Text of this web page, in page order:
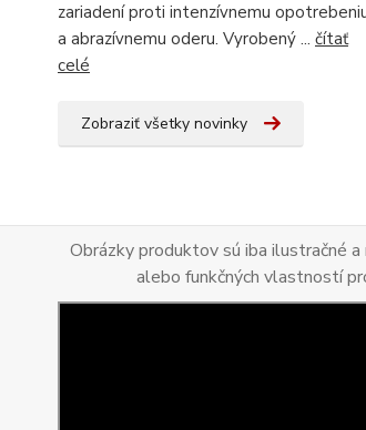
zariadení proti intenzívnemu
a abrazívnemu oderu. Vyrobený ... čítať
celé
Zobraziť všetky novinky
Obrázky produktov sú iba ilustračné
alebo funkčných vlastností